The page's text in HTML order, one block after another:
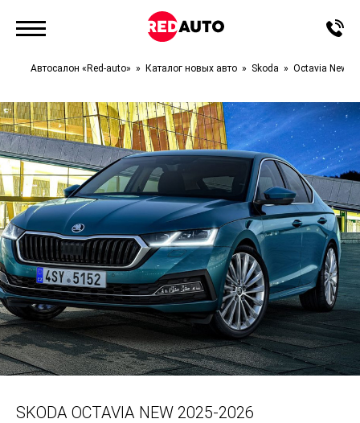
Автосалон «Red-auto» Каталог новых авто Skoda Octavia New
SKODA OCTAVIA NEW 2025-2026